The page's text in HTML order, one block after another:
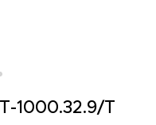
1000.32.9/T